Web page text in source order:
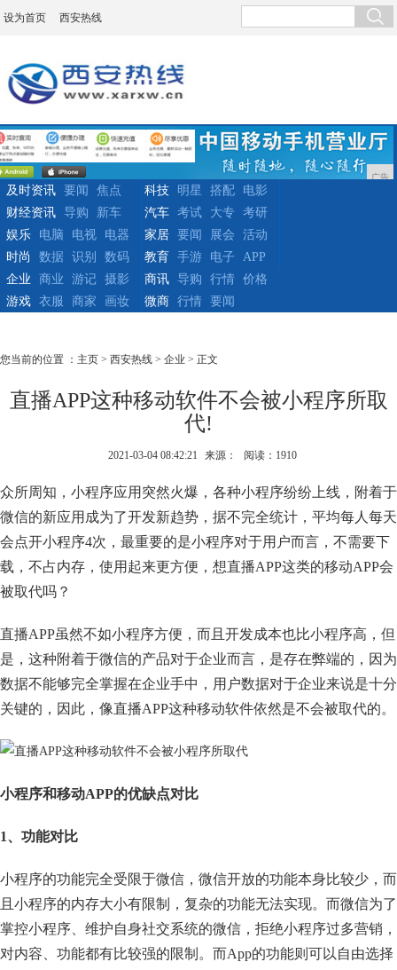
设为首页 西安热线
广告
及时资讯 要闻
焦点
财经资讯
导购 新车
科技 明星 搭配
电影
汽车
考试 大专
考研
娱乐
电脑 电视
电器
时尚
数据 识别 数码
家居 要闻 展会
活动
教育
手游 电子
APP
企业
商业 游记
摄影
游戏
衣服 商家 画妆
商讯 导购 行情
价格
微商
行情 要闻
您当前的位置 ： 主页 > 西安热线 > 企业 > 正文
直播APP这种移动软件不会被小程序所取
代!
2021-03-04 08:42:21 来源： 阅读：1910
众所周知，小程序应用突然火爆，各种小程序纷纷上线，附着于
微信的新应用成为了开发新趋势，据不完全统计，平均每人每天
会点开小程序4次，最重要的是小程序对于用户而言，不需要下
载，不占内存，使用起来更方便，想直播APP这类的移动APP会
被取代吗？
直播APP虽然不如小程序方便，而且开发成本也比小程序高，但
是，这种附着于微信的产品对于企业而言，是存在弊端的，因为
数据不能够完全掌握在企业手中，用户数据对于企业来说是十分
关键的，因此，像直播APP这种移动软件依然是不会被取代的。
小程序和移动APP的优缺点对比
1、功能对比
小程序的功能完全受限于微信，微信开放的功能本身比较少，而
且小程序的内存大小有限制，复杂的功能无法实现。而微信为了
掌控小程序、维护自身社交系统的微信，拒绝小程序过多营销，
对内容、功能都有比较强的限制。而App的功能则可以自由选择